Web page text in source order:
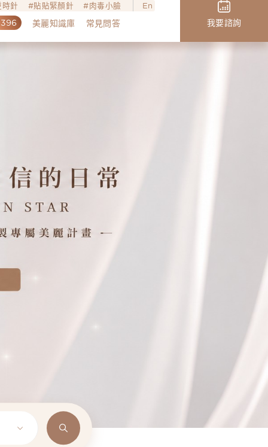
針 貼貼緊顏針 肉毒小臉 En
美麗知識庫 常見問答 我要諮詢